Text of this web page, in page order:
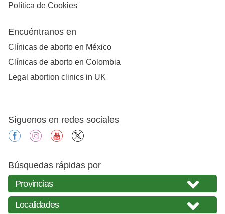
Política de Cookies
Encuéntranos en
Clínicas de aborto en México
Clínicas de aborto en Colombia
Legal abortion clinics in UK
Síguenos en redes sociales
facebookinstagramyoutube
Búsquedas rápidas por